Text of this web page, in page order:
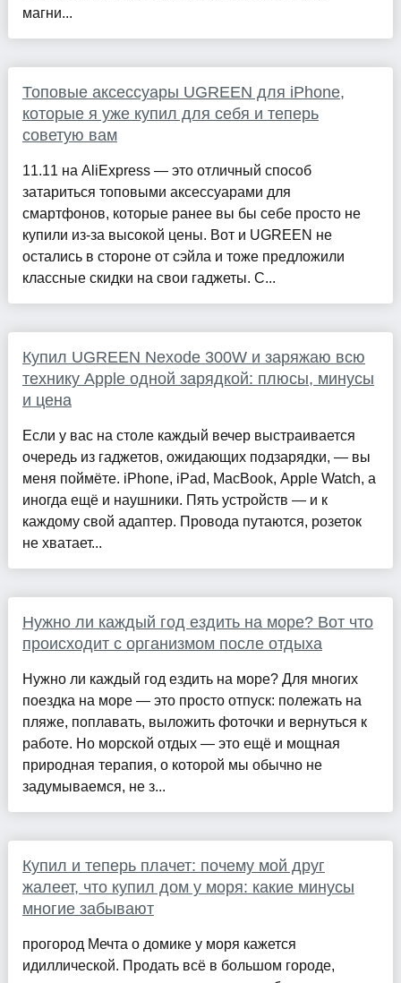
магни...
Топовые аксессуары UGREEN для iPhone,
которые я уже купил для себя и теперь
советую вам
11.11 на AliExpress — это отличный способ
затариться топовыми аксессуарами для
смартфонов, которые ранее вы бы себе просто не
купили из-за высокой цены. Вот и UGREEN не
остались в стороне от сэйла и тоже предложили
классные скидки на свои гаджеты. С...
Купил UGREEN Nexode 300W и заряжаю всю
технику Apple одной зарядкой: плюсы, минусы
и цена
Если у вас на столе каждый вечер выстраивается
очередь из гаджетов, ожидающих подзарядки, — вы
меня поймёте. iPhone, iPad, MacBook, Apple Watch, а
иногда ещё и наушники. Пять устройств — и к
каждому свой адаптер. Провода путаются, розеток
не хватает...
Нужно ли каждый год ездить на море? Вот что
происходит с организмом после отдыха
Нужно ли каждый год ездить на море? Для многих
поездка на море — это просто отпуск: полежать на
пляже, поплавать, выложить фоточки и вернуться к
работе. Но морской отдых — это ещё и мощная
природная терапия, о которой мы обычно не
задумываемся, не з...
Купил и теперь плачет: почему мой друг
жалеет, что купил дом у моря: какие минусы
многие забывают
прогород Мечта о домике у моря кажется
идиллической. Продать всё в большом городе,